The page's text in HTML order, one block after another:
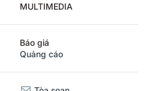
MULTIMEDIA
Báo giá
Quảng cáo